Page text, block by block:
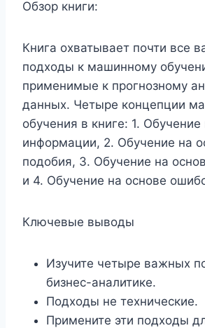
Обзор книги:
Книга охватывает почти все
подходы к машинному
применимые к прогнозному
данных. Четыре концепции
обучения в книге: 1. Обучение
информации, 2. Обучение на
подобия, 3. Обучение на
и 4. Обучение на основе
Ключевые выводы
Изучите четыре важных
бизнес-аналитике.
Подходы не технические.
Примените эти подходы